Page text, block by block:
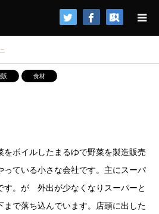
検索
食材
ボイルしたまるゆで野菜を製造販売
っている小さな会社です。主にスーパ
す。が 外出が少なくなりスーパーと
で落ち込んでいます。店頭に出した